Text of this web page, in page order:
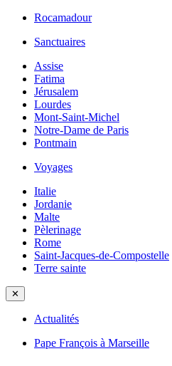
Rocamadour
Sanctuaires
Assise
Fatima
Jérusalem
Lourdes
Mont-Saint-Michel
Notre-Dame de Paris
Pontmain
Voyages
Italie
Jordanie
Malte
Pèlerinage
Rome
Saint-Jacques-de-Compostelle
Terre sainte
✕
Actualités
Pape François à Marseille